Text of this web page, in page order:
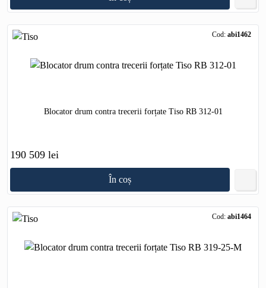
Cod: abi1462
Blocator drum contra trecerii forțate Tiso RB 312-01
190 509 lei
În coș
Cod: abi1464